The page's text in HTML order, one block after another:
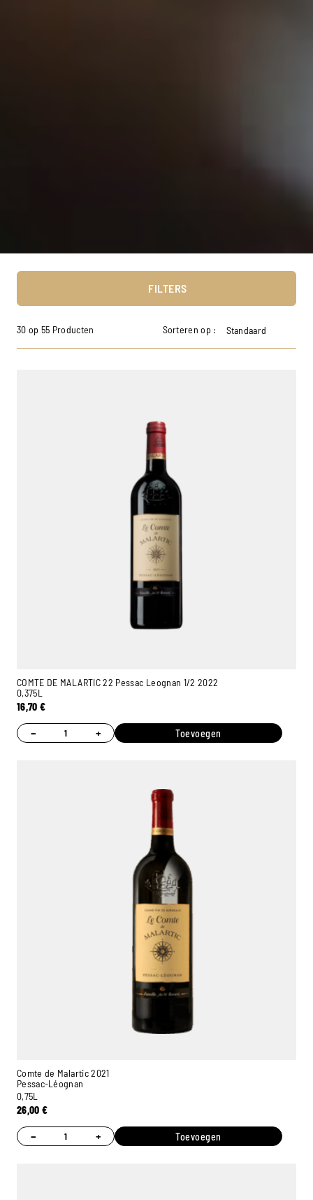
FILTERS
30 op 55 Producten Sorteren op : Standaard
COMTE DE MALARTIC 22 Pessac Leognan 1/2 2022
0,375L
16,70€
− + Toevoegen
Comte de Malartic 2021
Pessac-Léognan
0,75L
26,00€
− + Toevoegen